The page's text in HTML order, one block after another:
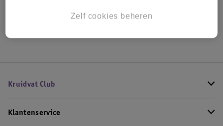
Hoe controleren wij de reviews?
Kruidvat Club
Klantenservice
Zelf cookies beheren